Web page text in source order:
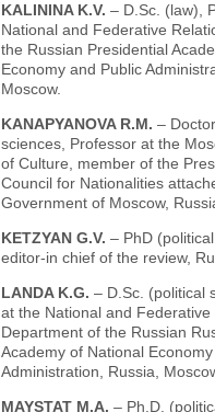
KALININA K.V. – D.Sc. (law),
National and Federative
the Russian Presidential
Economy and Public
Moscow.
KANAPYANOVA R.M. –
sciences, Professor at the
of Culture, member of the
Council for Nationalities
Government of Moscow,
KETZYAN G.V. – PhD
editor-in chief of the review,
LANDA K.G. – D.Sc. (political
at the National and Federative
Department of the Russian
Academy of National
Administration, Russia,
MAYSTAT M.A. – Ph.D.